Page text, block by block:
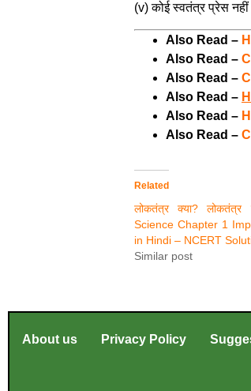
(v) कोई स्वतंत्र प्रेस नहीं
Also Read –
Also Read –
Also Read –
Also Read –
Also Read –
Also Read –
Related
लोकतंत्र क्या?
Science Chapter 1
in Hindi – NCERT
Similar post
About us Privacy Policy